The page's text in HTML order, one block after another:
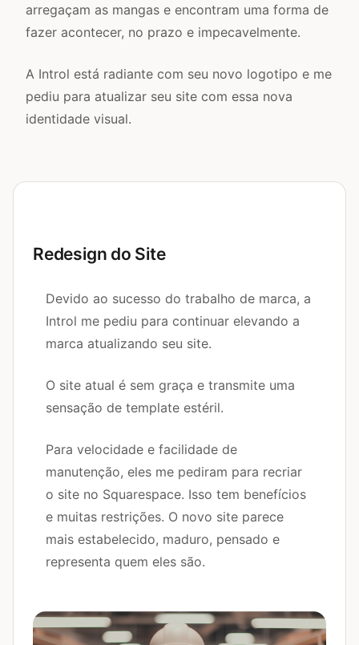
arregaçam as mangas e encontram uma forma de
fazer acontecer, no prazo e impecavelmente.
A Introl está radiante com seu novo logotipo e me
pediu para atualizar seu site com essa nova
identidade visual.
Redesign do Site
Devido ao sucesso do trabalho de marca, a
Introl me pediu para continuar elevando a
marca atualizando seu site.
O site atual é sem graça e transmite uma
sensação de template estéril.
Para velocidade e facilidade de
manutenção, eles me pediram para recriar
o site no Squarespace. Isso tem benefícios
e muitas restrições. O novo site parece
mais estabelecido, maduro, pensado e
representa quem eles são.